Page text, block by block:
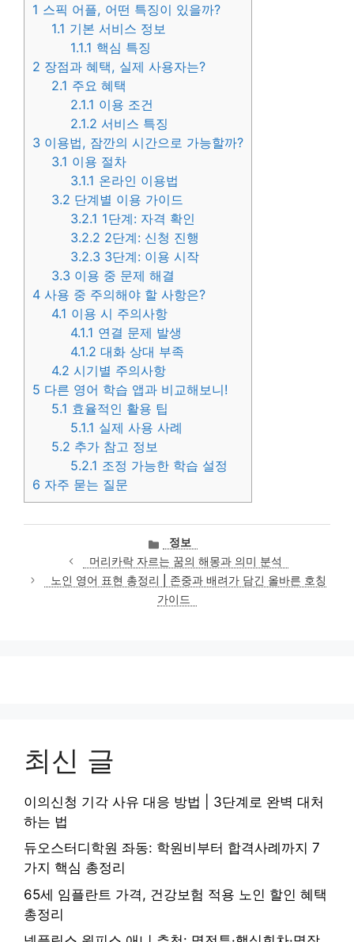
1 스픽 어플, 어떤 특징이 있을까?
1.1 기본 서비스 정보
1.1.1 핵심 특징
2 장점과 혜택, 실제 사용자는?
2.1 주요 혜택
2.1.1 이용 조건
2.1.2 서비스 특징
3 이용법, 잠깐의 시간으로 가능할까?
3.1 이용 절차
3.1.1 온라인 이용법
3.2 단계별 이용 가이드
3.2.1 1단계: 자격 확인
3.2.2 2단계: 신청 진행
3.2.3 3단계: 이용 시작
3.3 이용 중 문제 해결
4 사용 중 주의해야 할 사항은?
4.1 이용 시 주의사항
4.1.1 연결 문제 발생
4.1.2 대화 상대 부족
4.2 시기별 주의사항
5 다른 영어 학습 앱과 비교해보니!
5.1 효율적인 활용 팁
5.1.1 실제 사용 사례
5.2 추가 참고 정보
5.2.1 조정 가능한 학습 설정
6 자주 묻는 질문
카
고
리
정보
머리카락 자르는 꿈의 해몽과 의미 분석
노인 영어 표현 총정리 | 존중과 배려가 담긴 올바른 호칭
가이드
최신 글
이의신청 기각 사유 대응 방법 | 3단계로 완벽 대처
하는 법
듀오스터디학원 좌동: 학원비부터 합격사례까지 7
가지 핵심 총정리
65세 임플란트 가격, 건강보험 적용 노인 할인 혜택
총정리